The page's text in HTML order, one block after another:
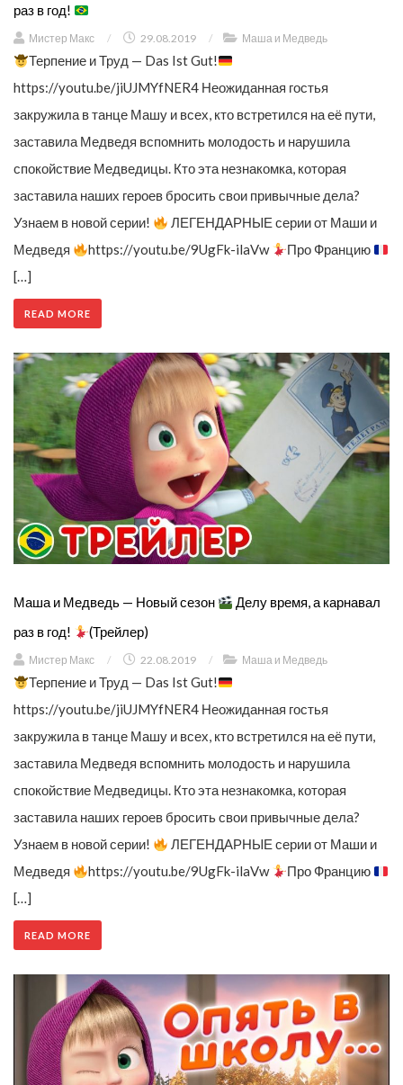
раз в год!
Мистер Макс / 29.08.2019 / Маша и Медведь
Терпение и Труд — Das Ist Gut!
https://youtu.be/jiUJMYfNER4 Неожиданная гостья
закружила в танце Машу и всех, кто встретился на её пути,
заставила Медведя вспомнить молодость и нарушила
спокойствие Медведицы. Кто эта незнакомка, которая
заставила наших героев бросить свои привычные дела?
Узнаем в новой серии!
ЛЕГЕНДАРНЫЕ серии от Маши и
Медведя
https://youtu.be/9UgFk-ilaVw
Про Францию
[…]
READ MORE
Маша и Медведь — Новый сезон
Делу время, а карнавал
раз в год!
(Трейлер)
Мистер Макс / 22.08.2019 / Маша и Медведь
Терпение и Труд — Das Ist Gut!
https://youtu.be/jiUJMYfNER4 Неожиданная гостья
закружила в танце Машу и всех, кто встретился на её пути,
заставила Медведя вспомнить молодость и нарушила
спокойствие Медведицы. Кто эта незнакомка, которая
заставила наших героев бросить свои привычные дела?
Узнаем в новой серии!
ЛЕГЕНДАРНЫЕ серии от Маши и
Медведя
https://youtu.be/9UgFk-ilaVw
Про Францию
[…]
READ MORE